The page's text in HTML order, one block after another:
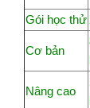
Gói học thử
Cơ bản
Nâng cao